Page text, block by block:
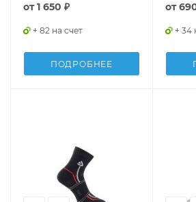
от1 650 ₽
+ 82 на счет
ПОДРОБНЕЕ
от
+ 34